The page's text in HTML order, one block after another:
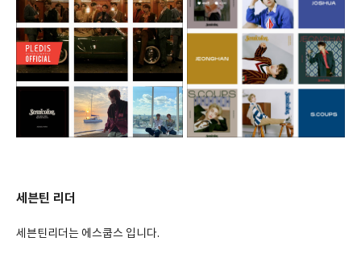
세븐틴 리더
세븐틴리더는 에스쿱스 입니다.